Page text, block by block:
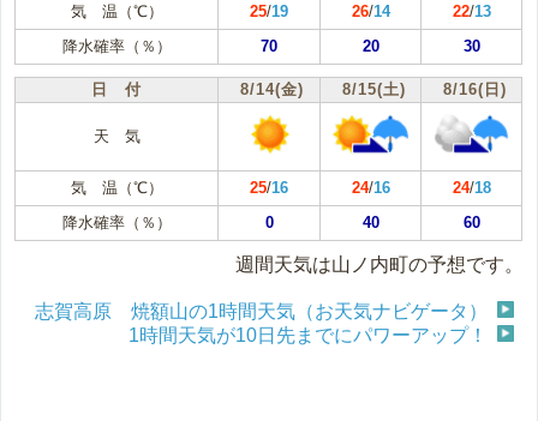
気 温（℃） 25/19 26/14 22/13
降水確率（％）
70 20 30
日 付 8/14(金) 8/15(土) 8/16(日)
天 気
気 温（℃） 25/16 24/16 24/18
降水確率（％）
0 40 60
週間天気は山ノ内町の予想です。
志賀高原 焼額山の1時間天気（お天気ナビゲータ）
1時間天気が10日先までにパワーアップ！